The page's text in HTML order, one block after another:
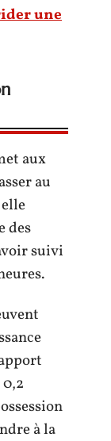
une
aux
au
des
suivi
à la